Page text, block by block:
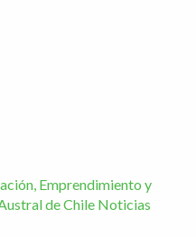
Emprendimiento y
de Chile Noticias